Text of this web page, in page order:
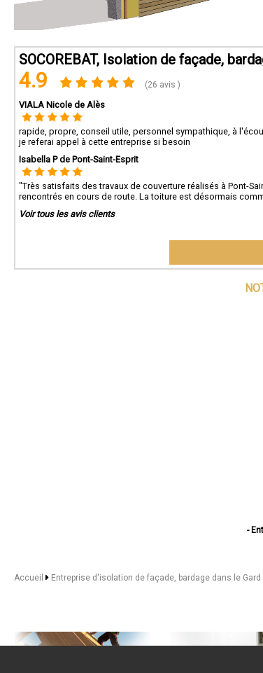
SOCOREBAT, Isolation de façade,
4.9 (26 avis )
VIALA Nicole de Alès
rapide, propre, conseil utile, personnel sympathique, à
je referai appel à cette entreprise si besoin
Isabella P de Pont-Saint-Esprit
"Très satisfaits des travaux de couverture réalisés à Pont-
rencontrés en cours de route. La toiture est désormais
Voir tous les avis clients
-
-
-
-
Accueil Entreprise d'isolation de façade, bardage dans le Gard